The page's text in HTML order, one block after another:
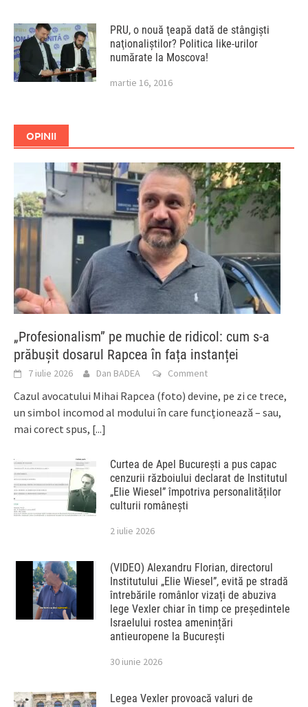
PRU, o nouă ţeapă dată de stângişti
naţionaliştilor? Politica like-urilor
numărate la Moscova!
martie 16, 2016
OPINII
„Profesionalism” pe muchie de ridicol: cum s-a
prăbușit dosarul Rapcea în fața instanței
7 iulie 2026 Dan BADEA Comment
Cazul avocatului Mihai Rapcea (foto) devine, pe zi ce trece,
un simbol incomod al modului în care funcționează – sau,
mai corect spus, [...]
Curtea de Apel București a pus capac
cenzurii războiului declarat de Institutul
„Elie Wiesel” împotriva personalităților
culturii românești
2 iulie 2026
(VIDEO) Alexandru Florian, directorul
Institutului „Elie Wiesel”, evită pe stradă
întrebările românlor vizați de abuziva
lege Vexler chiar în timp ce președintele
Israelului rostea amenințări
antieuropene la București
30 iunie 2026
Legea Vexler provoacă valuri de